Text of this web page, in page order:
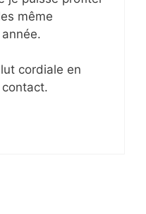
même
cordiale en